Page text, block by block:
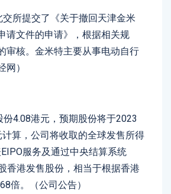
所提交了《关于撤回天津金米
请文件的申请》，根据相关规
审核。金米特主要从事电动自行
）
4.08港元，预期股份将于2023
算，公司将收取的全球发售所得
服务及通过中央结算系统
香港发售股份，相当于根据香港
倍。（公司公告）